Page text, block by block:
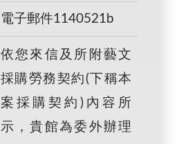
電子郵件1140521b
依您來信及所附藝文
採購勞務契約(下稱本
案採購契約)內容所
示，貴館為委外辦理